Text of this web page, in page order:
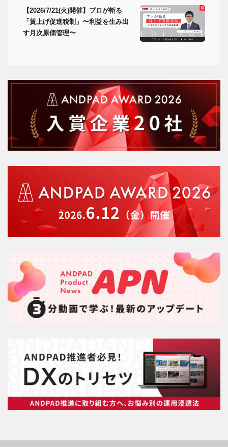
【2026/7/21(火)開催】プロが斬る
「賃上げ促進税制」〜利益を生み出
す月次原価管理〜